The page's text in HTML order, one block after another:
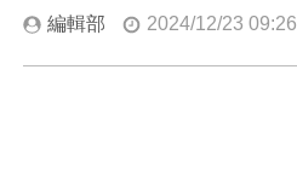
編輯部 2024/12/23 09:26